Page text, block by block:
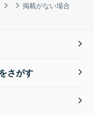
掲載がない場合
さがす